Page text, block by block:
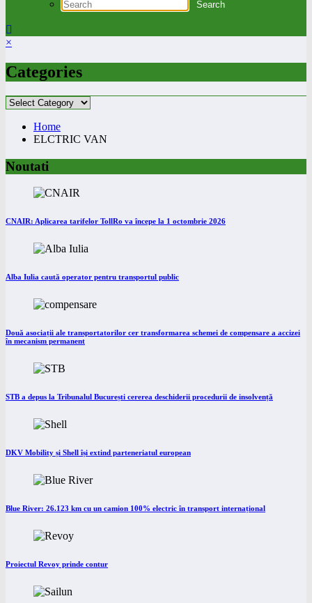
×
Categories
Categories
Home
ELCTRIC VAN
Noutati
CNAIR: Aplicarea tarifelor TollRo va începe la 1 octombrie 2026
Alba Iulia caută operator pentru transportul public
Două asociații ale transportatorilor cer transformarea schemei de compensare a accizei
în mecanism permanent
STB a depus la Tribunalul București cererea deschiderii procedurii de insolvență
DKV Mobility și Shell își extind parteneriatul european
Blue River: 26.123 km cu un camion 100% electric în transport internațional
Proiectul Revoy prinde contur